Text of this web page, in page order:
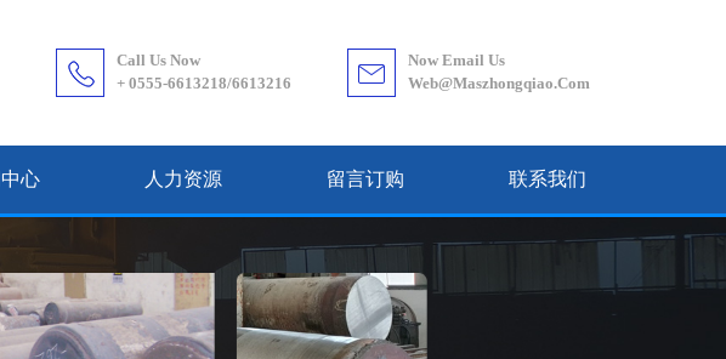
Now Email Us
Web@maszhongqiao.com
Call Us Now
+ 0555-6613218/6613216
心 人力资源 留言订购 联系我们